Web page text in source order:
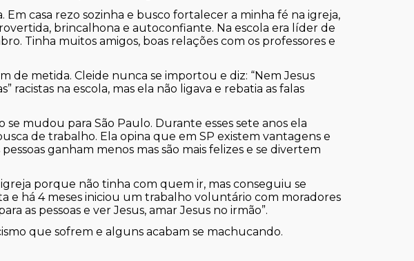
casa rezo sozinha e busco fortalecer a minha fé na igreja,
brincalhona e autoconfiante. Na escola era líder de
Tinha muitos amigos, boas relações com os professores e
de metida. Cleide nunca se importou e diz: “Nem Jesus
na escola, mas ela não ligava e rebatia as falas
mudou para São Paulo. Durante esses sete anos ela
de trabalho. Ela opina que em SP existem vantagens e
ganham menos mas são mais felizes e se divertem
porque não tinha com quem ir, mas conseguiu se
e há 4 meses iniciou um trabalho voluntário com moradores
as pessoas e ver Jesus, amar Jesus no irmão”.
que sofrem e alguns acabam se machucando.